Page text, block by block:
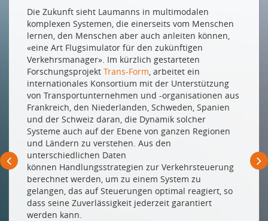
Die Zukunft sieht Laumanns in multimodalen
komplexen Systemen, die einerseits vom Menschen
lernen, den Menschen aber auch anleiten können,
«eine Art Flugsimulator für den zukünftigen
Verkehrsmanager». Im kürzlich gestarteten
Forschungsprojekt Trans-Form , arbeitet ein
internationales Konsortium mit der Unterstützung
von Transportunternehmen und -organisationen aus
Frankreich, den Niederlanden, Schweden, Spanien
und der Schweiz daran, die Dynamik solcher
Systeme auch auf der Ebene von ganzen Regionen
und Ländern zu verstehen. Aus den
unterschiedlichen Daten
können Handlungsstrategien zur Verkehrsteuerung
berechnet werden, um zu einem System zu
gelangen, das auf Steuerungen optimal reagiert, so
dass seine Zuverlässigkeit jederzeit garantiert
werden kann.